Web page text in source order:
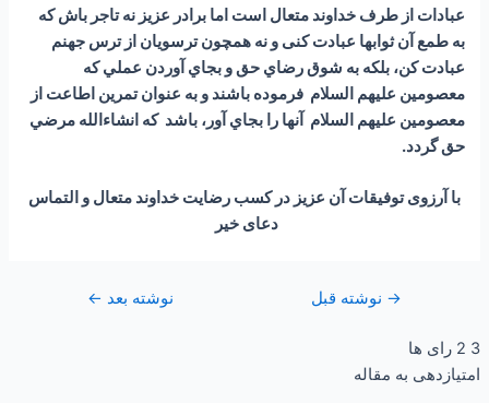
عبادات از طرف خداوند متعال است اما برادر عزيز نه تاجر باش كه
به طمع آن ثوابها عبادت كنی و نه همچون ترسويان از ترس جهنم
عبادت كن، بلكه به شوق رضاي حق و بجاي آوردن عملي كه
معصومین علیهم السلام فرموده باشند و به عنوان تمرين اطاعت از
معصومين علیهم السلام آنها را بجاي آور، باشد که انشاءالله مرضي
حق گردد.
با آرزوی توفیقات آن عزیز در کسب رضایت خداوند متعال و التماس
دعای خیر
→ نوشته قبل نوشته بعد ←
3
2 رای ها
امتیازدهی به مقاله